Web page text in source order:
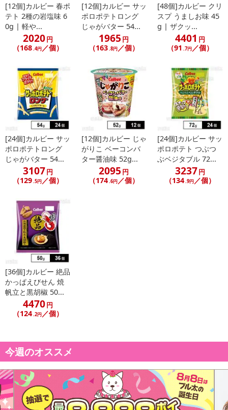
[12個]カルビー 春ポ
テト 2種の岩塩味 6
0g | 軽や...
2020円
（168 .4円／個）
[12個]カルビー サッ
ポロポテトロング
じゃがバター 54...
1965 円
（163 .8円 ／個）
[48個]カルビー クリ
スプ うましお味 45
g | ザクッ...
4401 円
（91 .7円 ／個）
[24個]カルビー サッ
ポロポテトロング
じゃがバター 54...
3107円
（129.5円／個）
[12個]カルビー じゃ
がりこ ベーコンバ
ター醤油味 52g...
2095 円
（174.6円／個）
[24個]カルビー サッ
ポロポテト つぶつ
ぶベジタブル 72...
3237円
（134.9円／個）
[36個]カルビー 絶品
かっぱえびせん 焼
帆立と黒胡椒 50...
4470円
（124.2円／個）
今週のオススメ